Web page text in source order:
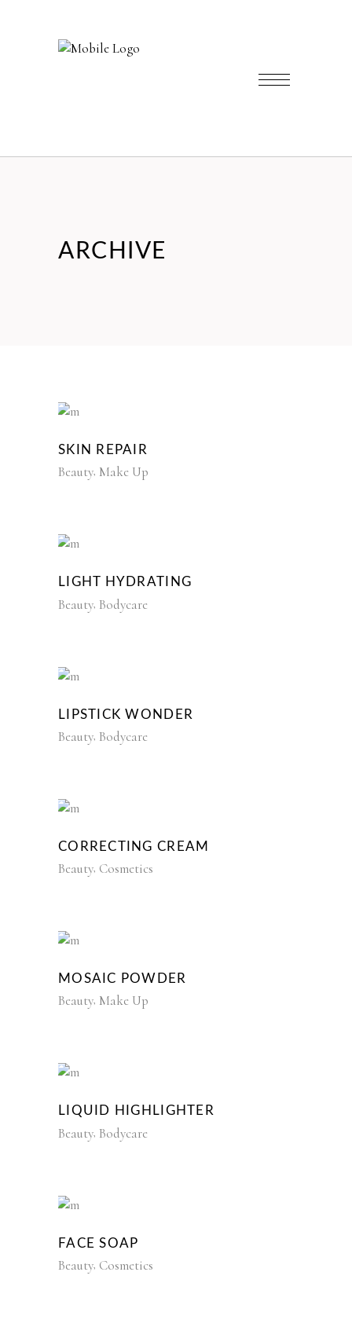
ARCHIVE
SKIN REPAIR
Beauty Make Up
LIGHT HYDRATING
Beauty Bodycare
LIPSTICK WONDER
Beauty Bodycare
CORRECTING CREAM
Beauty Cosmetics
MOSAIC POWDER
Beauty Make Up
LIQUID HIGHLIGHTER
Beauty Bodycare
FACE SOAP
Beauty Cosmetics